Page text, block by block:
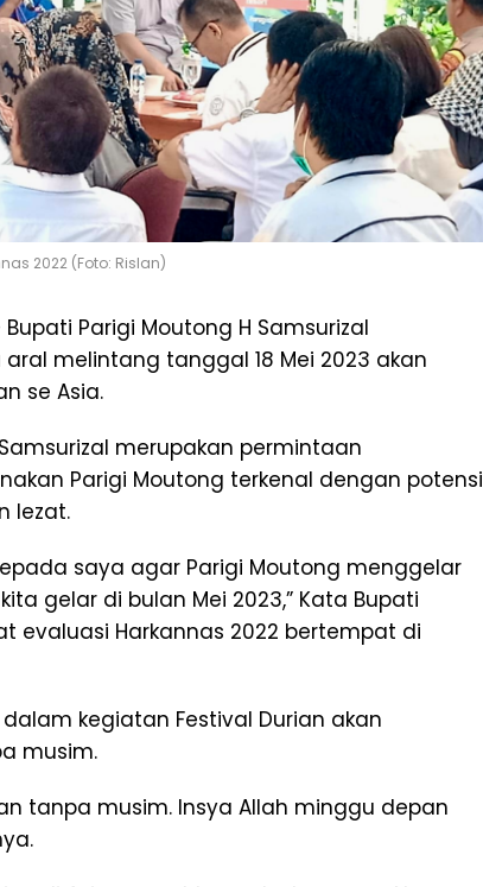
2022 (Foto: Rislan)
Bupati Parigi Moutong H Samsurizal
melintang tanggal 18 Mei 2023 akan
se Asia.
merupakan permintaan
Parigi Moutong terkenal dengan potensi
lezat.
saya agar Parigi Moutong menggelar
gelar di bulan Mei 2023,” Kata Bupati
evaluasi Harkannas 2022 bertempat di
kegiatan Festival Durian akan
musim.
tanpa musim. Insya Allah minggu depan